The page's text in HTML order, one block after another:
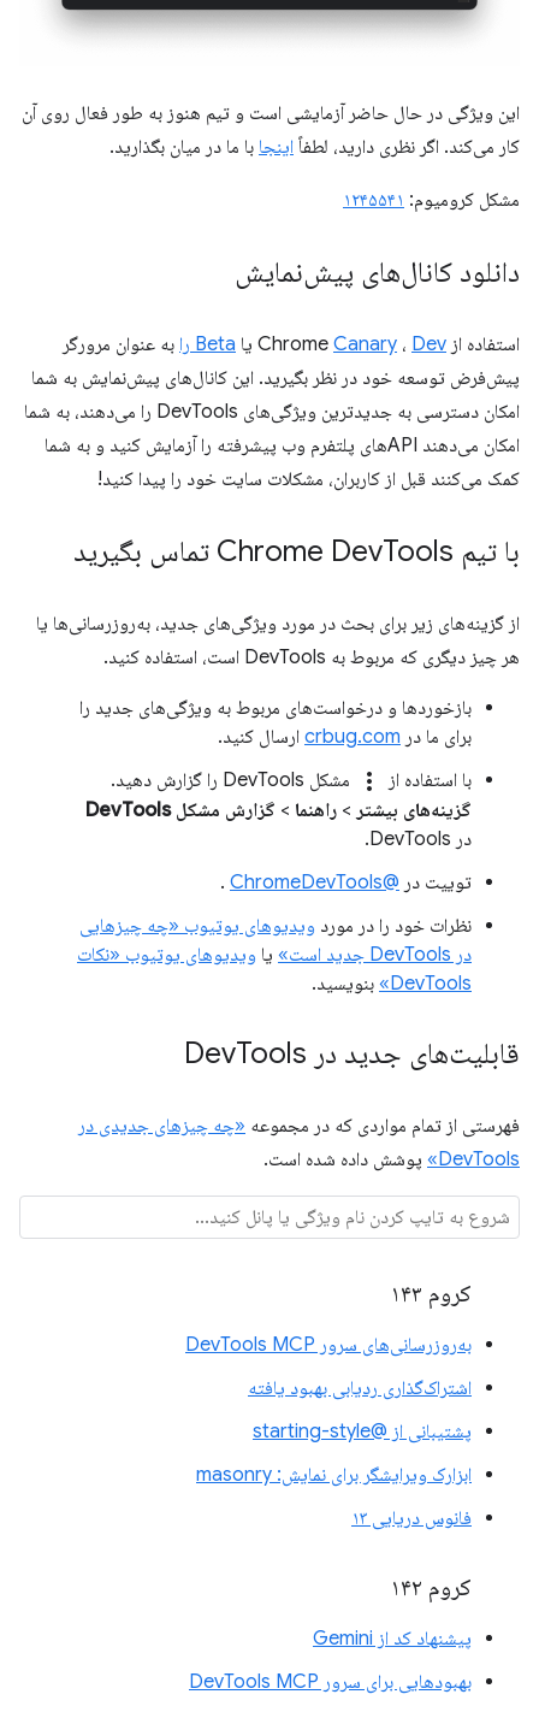
این ویژگی در حال حاضر آزمایشی است و تیم هنوز به طور فعال روی آن
کار می‌کند. اگر نظری دارید، لطفاً اینجا با ما در میان بگذارید.
مشکل کرومیوم: ۱۲۴۵۵۴۱
دانلود کانال‌های پیش‌نمایش
استفاده از Chrome Canary ، Dev یا Beta را
به عنوان مرورگر
پیش‌فرض توسعه خود در نظر بگیرید. این کانال‌های پیش‌نمایش به شما
امکان دسترسی به جدیدترین ویژگی‌های DevTools را می‌دهند، به شما
امکان می‌دهند APIهای پلتفرم وب پیشرفته را آزمایش کنید و به شما
کمک می‌کنند قبل از کاربران، مشکلات سایت خود را پیدا کنید!
با تیم Chrome Dev Tools تماس بگیرید
از گزینه‌های زیر برای بحث در مورد ویژگی‌های جدید، به‌روزرسانی‌ها یا
هر چیز دیگری که مربوط به DevTools است، استفاده کنید.
بازخوردها و درخواست‌های مربوط به ویژگی‌های جدید را
برای ما در crbug.com ارسال کنید.
با استفاده از
more_vert
مشکل DevTools را گزارش دهید.
گزینه‌های بیشتر > راهنما > گزارش مشکل DevTools
در DevTools.
توییت در @ChromeDevTools
.
نظرات خود را در مورد ویدیوهای یوتیوب «چه چیزهایی
در DevTools جدید است»
یا ویدیوهای یوتیوب «نکات
DevTools»
بنویسید.
قابلیت‌های جدید در Dev Tools
فهرستی از تمام مواردی که در مجموعه «چه چیزهای جدیدی در
DevTools»
پوشش داده شده است.
کروم ۱۴۳
به‌روزرسانی‌های سرور DevTools MCP
اشتراک‌گذاری ردیابی بهبود یافته
پشتیبانی از @starting-style
ابزارک ویرایشگر برای نمایش: masonry
فانوس دریایی ۱۳
کروم ۱۴۲
پیشنهاد کد از Gemini
بهبودهایی برای سرور DevTools MCP